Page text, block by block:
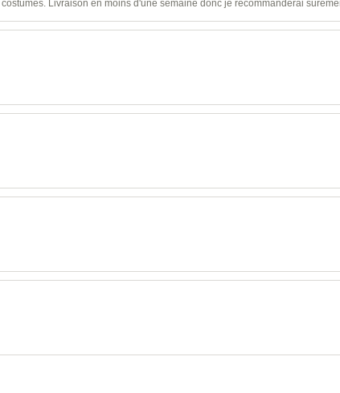
Livraison en moins d'une semaine donc je recommanderai